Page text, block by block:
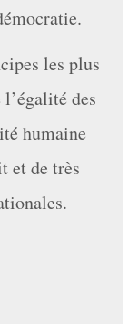
les plus
des
humaine
et de très